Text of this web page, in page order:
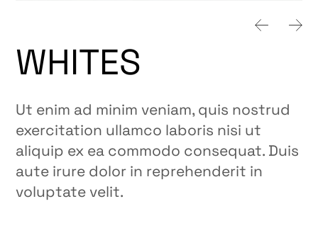
WHITES
Ut enim ad minim veniam, quis nostrud
exercitation ullamco laboris nisi ut
aliquip ex ea commodo consequat. Duis
aute irure dolor in reprehenderit in
voluptate velit.